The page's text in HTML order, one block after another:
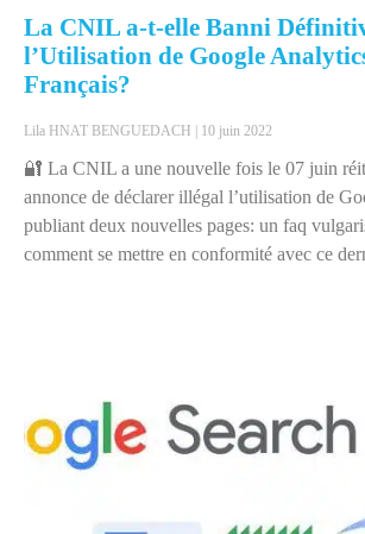
La CNIL a-t-elle Banni
l’Utilisation de Google
Français?
Lila HNAT BENGUEDACH 10 juin 2022
🔐 La CNIL a une nouvelle fois le 07 juin
annonce de déclarer illégal l’utilisation de
publiant deux nouvelles pages: un faq
comment se mettre en conformité avec ce